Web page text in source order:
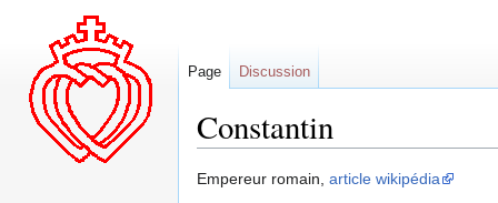
Constantin
Aller
Aller
Empereur romain, article wikipédia
Page Discussion